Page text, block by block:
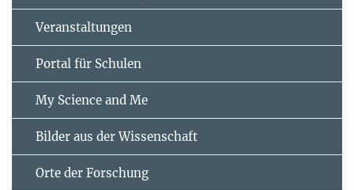
Veranstaltungen
Portal für Schulen
My Science and Me
Bilder aus der Wissenschaft
Orte der Forschung